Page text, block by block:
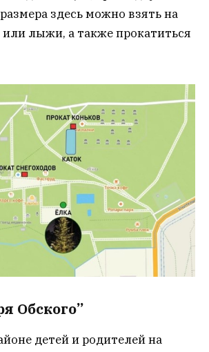
здесь можно взять на
или лыжи, а также прокатиться
Обского”
детей и родителей на